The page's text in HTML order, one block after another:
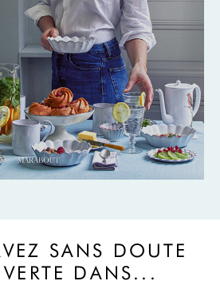
SANS DOUTE
DANS...